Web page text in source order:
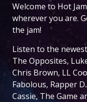
Welcome to Hot
wherever you are.
the jam!
Listen to the
The Opposites,
Chris Brown, LL
Fabolous, Rapper
Cassie, The Game